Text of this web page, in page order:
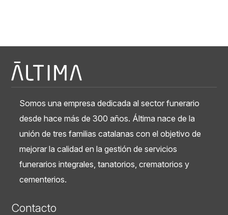
Somos una empresa dedicada al sector funerario
desde hace más de 300 años. Áltima nace de la
unión de tres familias catalanas con el objetivo de
mejorar la calidad en la gestión de servicios
funerarios integrales, tanatorios, crematorios y
cementerios.
Contacto